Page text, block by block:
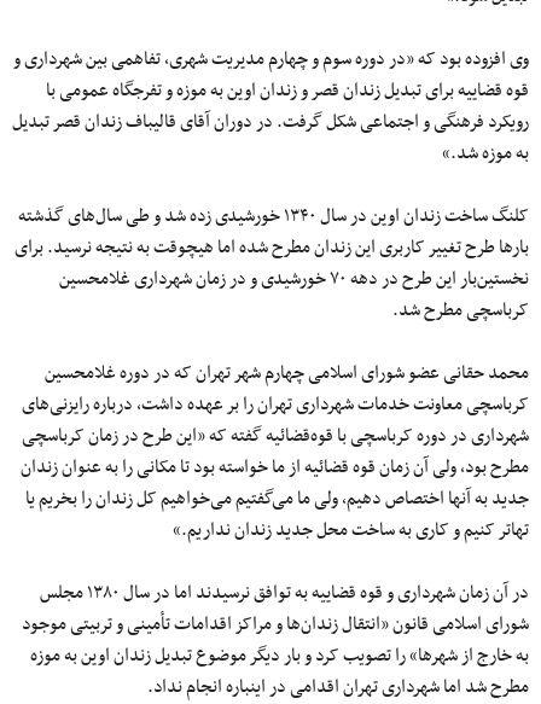
وی افزوده بود که «در دوره سوم و چهارم مدیریت شهری، تفاهمی بین شهرداری و
قوه قضاییه برای تبدیل زندان قصر و زندان اوین به موزه و تفرجگاه عمومی با
رویکرد فرهنگی و اجتماعی شکل گرفت. در دوران آقای قالیباف زندان قصر تبدیل
به موزه شد.»
کلنگ ساخت زندان اوین در سال ۱۳۴۰ خورشیدی زده شد و طی سال‌های گذشته
بارها طرح تغییر کاربری این زندان مطرح شده اما هیچوقت به نتیجه نرسید. برای
نخستین‌بار این طرح در دهه ۷۰ خورشیدی و در زمان شهرداری غلامحسین
کرباسچی مطرح شد.
محمد حقانی عضو شورای اسلامی چهارم شهر تهران که در دوره غلامحسین
کرباسچی معاونت خدمات شهرداری تهران را بر عهده داشت، درباره رایزنی‌های
شهرداری در دوره کرباسچی با قوه‌قضائیه گفته که «این طرح در زمان کرباسچی
مطرح بود، ولی آن زمان قوه قضائیه از ما خواسته بود تا مکانی را به‌ عنوان زندان
جدید به آنها اختصاص دهیم، ولی ما می‌گفتیم می‌خواهیم کل زندان را بخریم یا
تهاتر کنیم و کاری به ساخت محل جدید زندان نداریم.»
در آن زمان شهرداری و قوه قضاییه به توافق نرسیدند اما در سال ۱۳۸۰ مجلس
شورای اسلامی قانون «انتقال زندان‌ها و مراکز اقدامات تأمینی و تربیتی موجود
به خارج از شهرها» را تصویب کرد و بار دیگر موضوع تبدیل زندان اوین به موزه
مطرح شد اما شهرداری تهران اقدامی در اینباره انجام نداد.